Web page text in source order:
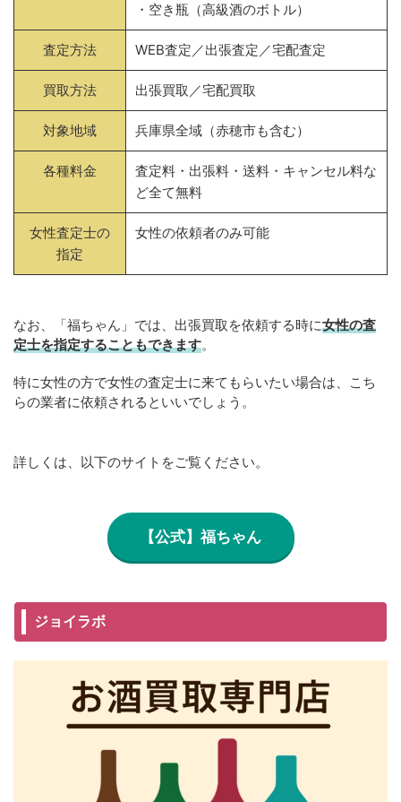
・空き瓶（高級酒のボトル）
査定方法 WEB査定／出張査定／宅配査定
買取方法 出張買取／宅配買取
対象地域 兵庫県全域（赤穂市も含む）
各種料金
査定料・出張料・送料・キャンセル料な
ど全て無料
女性査定士の
指定
女性の依頼者のみ可能
なお、「福ちゃん」では、出張買取を依頼する時に女性の査
定士を指定することもできます。
特に女性の方で女性の査定士に来てもらいたい場合は、こち
らの業者に依頼されるといいでしょう。
詳しくは、以下のサイトをご覧ください。
【公式】福ちゃん
ジョイラボ